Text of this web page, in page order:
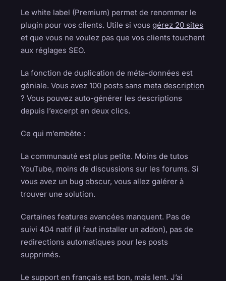
Le white label (Premium) permet de renommer le
plugin pour vos clients. Utile si vousgérez 20 sites
et que vous ne voulez pas que vos clients touchent
aux réglages SEO.
La fonction de duplication de méta-données est
géniale. Vous avez 100 posts sans meta description
? Vous pouvez auto-générer les descriptions
depuis l’excerpt en deux clics.
Ce qui m’embête :
La communauté est plus petite. Moins de tutos
YouTube, moins de discussions sur les forums. Si
vous avez un bug obscur, vous allez galérer à
trouver une solution.
Certaines features avancées manquent. Pas de
suivi 404 natif (il faut installer un addon), pas de
redirections automatiques pour les posts
supprimés.
Le support en français est bon, mais lent. J’ai